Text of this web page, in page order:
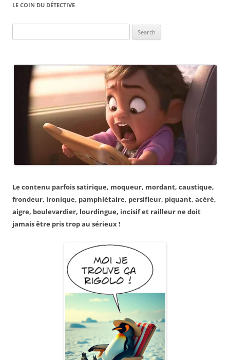
LE COIN DU DÉTECTIVE
for:
Le contenu parfois satirique, moqueur, mordant, caustique,
frondeur, ironique, pamphlétaire, persifleur, piquant, acéré,
aigre, boulevardier, lourdingue, incisif et railleur ne doit
jamais être pris trop au sérieux !